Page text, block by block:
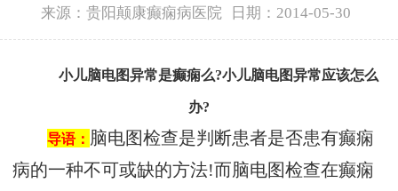
来源：贵阳颠康癫痫病医院 日期：2014-05-30
小儿脑电图异常是癫痫么?小儿脑电图异常应该怎么
办?
导语： 脑电图检查是判断患者是否患有癫痫
病的一种不可或缺的方法!而脑电图检查在癫痫